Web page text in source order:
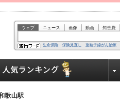
ウェブ ニュース 画像 動画 知恵袋
生命保険 保険見直し 重粒子線がん治療
歌山駅